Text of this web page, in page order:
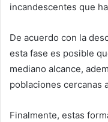
incandescentes que
De acuerdo con la
esta fase es posible
mediano alcance,
poblaciones cercanas
Finalmente, estas